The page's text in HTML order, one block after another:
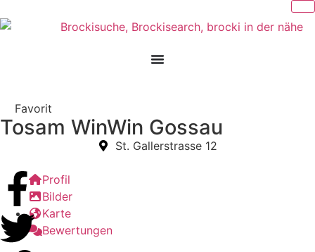
Favorit
Tosam WinWin Gossau
St. Gallerstrasse 12
Profil
Bilder
Karte
Bewertungen